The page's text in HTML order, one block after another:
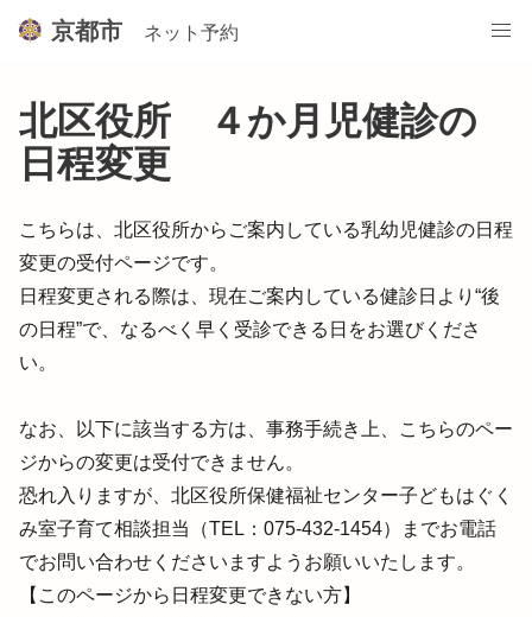
京都市 ネット予約
北区役所 ４か月児健診の
日程変更
こちらは、北区役所からご案内している乳幼児健診の日程
変更の受付ページです。
日程変更される際は、現在ご案内している健診日より“後
の日程”で、なるべく早く受診できる日をお選びくださ
い。
なお、以下に該当する方は、事務手続き上、こちらのペー
ジからの変更は受付できません。
恐れ入りますが、北区役所保健福祉センター子どもはぐく
み室子育て相談担当（TEL：075-432-1454）までお電話
でお問い合わせくださいますようお願いいたします。
【このページから日程変更できない方】
/city-kyoto/booth-reserve/pages/7019370969850594843/